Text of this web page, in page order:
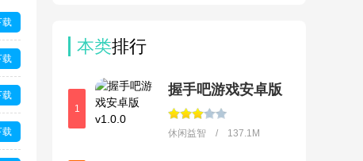
载
载
载
载
本类排行
1
握手吧游戏安卓版
休闲益智 / 137.1M